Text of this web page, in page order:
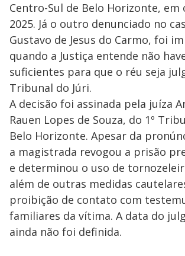
Centro-Sul de Belo Horizonte,
2025. Já o outro denunciado no
Gustavo de Jesus do Carmo, foi
quando a Justiça entende não
suficientes para que o réu seja
Tribunal do Júri.
A decisão foi assinada pela juíza
Rauen Lopes de Souza, do 1º
Belo Horizonte. Apesar da
a magistrada revogou a prisão
e determinou o uso de
além de outras medidas
proibição de contato com
familiares da vítima. A data do
ainda não foi definida.